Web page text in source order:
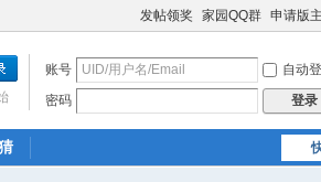
发帖领奖 家园QQ群 申请版主
账号 自动
密码
登录